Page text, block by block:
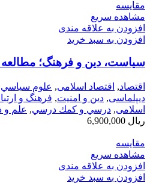
مقایسه
مشاهده سریع
افزودن به علاقه مندی
افزودن به سبد خرید
سیاست، دین و فرهنگ؛
اقتصاد, اقتصاد اسلامی, علوم سياسي
دیپلماسی, دین و امنیت, فرهنگ و
اسلامی, درسي و كمك درسي, علم و
ریال
مقایسه
مشاهده سریع
افزودن به علاقه مندی
افزودن به سبد خرید